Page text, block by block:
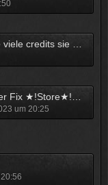
sie bringen ( MG1 )
| REBUILD 2023 | [MG2]
um 20:25